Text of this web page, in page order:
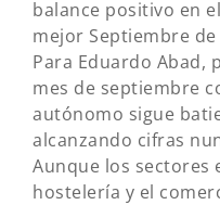
balance positivo en
mejor Septiembre
Para Eduardo Abad,
mes de septiembre
autónomo sigue
alcanzando cifras
Aunque los sectores
hostelería y el